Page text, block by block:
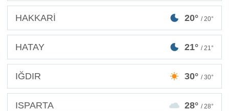
HAKKARİ 20° / 20°
HATAY 21° / 21°
IĞDIR 30° / 30°
ISPARTA 28° / 28°